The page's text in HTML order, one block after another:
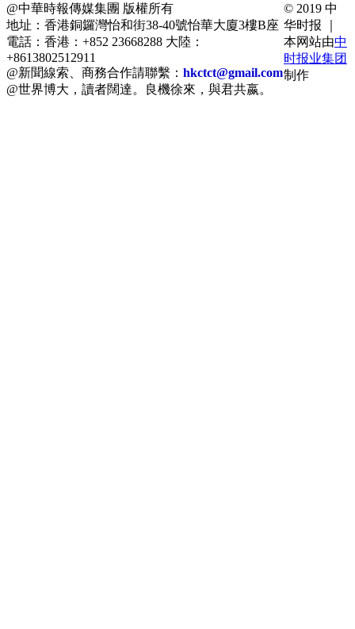
@中華時報傳媒集團 版權所有
地址：香港銅鑼灣怡和街38-40號怡華大廈3樓B座
電話：香港：+852 23668288 大陸：
+8613802512911
@新聞線索、商務合作請聯繫： hkctct@gmail.com
@世界博大，讀者闊達。良機徐來，與君共嬴。
© 2019 中
华时报 ｜
本网站由中
时报业集团
制作